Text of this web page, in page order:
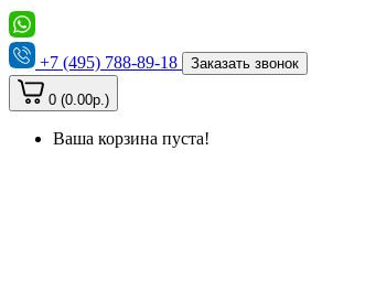
+7 (495) 788-89-18 Заказать звонок
0 (0.00р.)
Ваша корзина пуста!